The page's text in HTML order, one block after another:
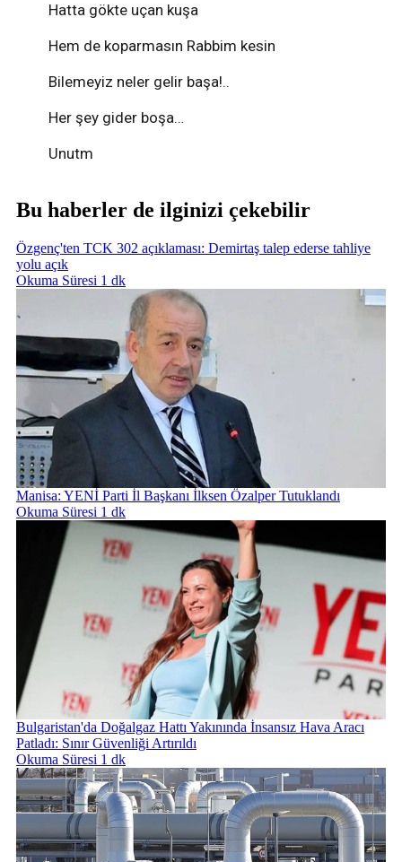
Hatta gökte uçan kuşa
Hem de koparmasın Rabbim kesin
Bilemeyiz neler gelir başa!..
Her şey gider boşa…
Unutm
Bu haberler de ilginizi çekebilir
Özgenç'ten TCK 302 açıklaması: Demirtaş talep ederse tahliye
yolu açık
Okuma Süresi 1 dk
Manisa: YENİ Parti İl Başkanı İlksen Özalper Tutuklandı
Okuma Süresi 1 dk
Bulgaristan'da Doğalgaz Hattı Yakınında İnsansız Hava Aracı
Patladı: Sınır Güvenliği Artırıldı
Okuma Süresi 1 dk